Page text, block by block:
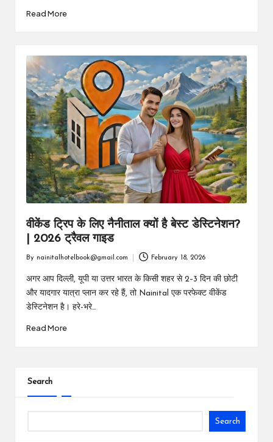
Read More
वीकेंड ट्रिप के लिए नैनीताल क्यों है बेस्ट डेस्टिनेशन?
| 2026 ट्रैवल गाइड
by
By nainitalhotelbook@gmail.com February 18, 2026
अगर आप दिल्ली, यूपी या उत्तर भारत के किसी शहर से 2–3 दिन की छोटी
और यादगार यात्रा प्लान कर रहे हैं, तो Nainital एक परफेक्ट वीकेंड
डेस्टिनेशन है। हरे-भरे…
Read More
Search
Search